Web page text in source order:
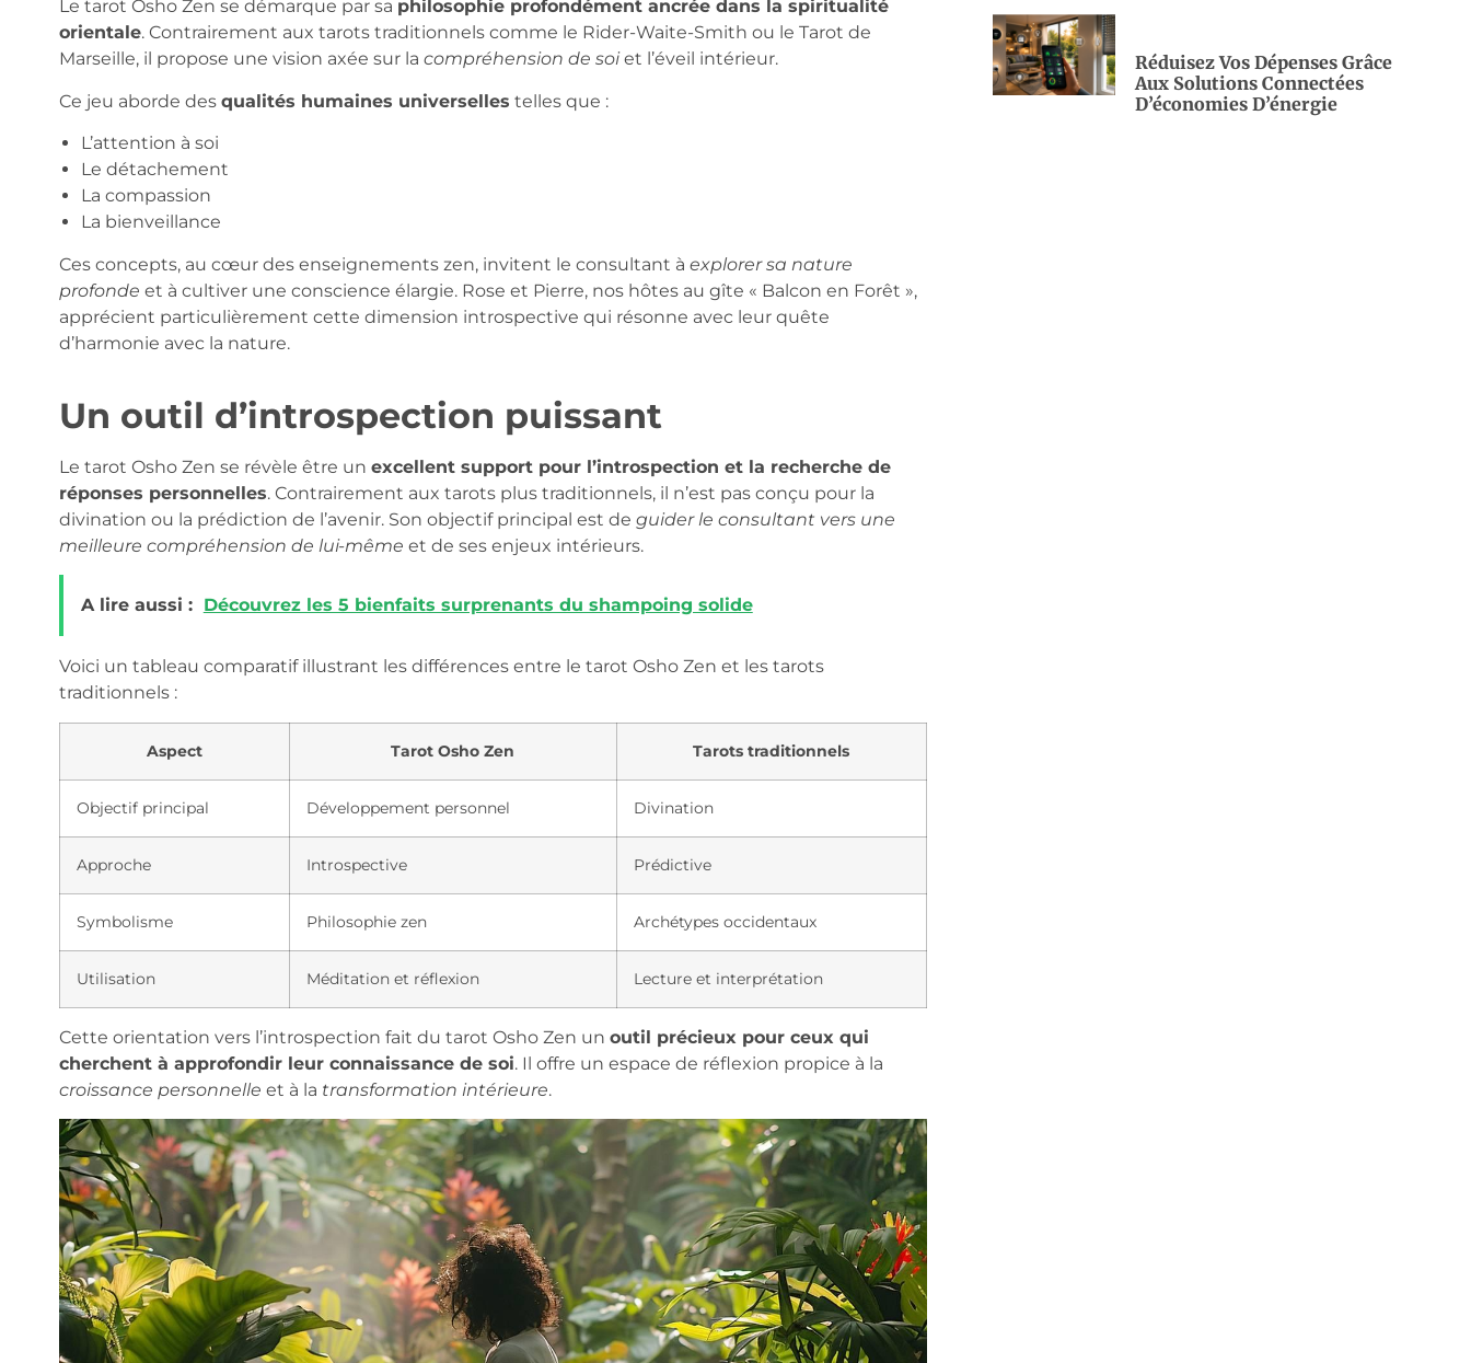
Le tarot Osho Zen se démarque par sa philosophie profondément ancrée dans la spiritualité
orientale. Contrairement aux tarots traditionnels comme le Rider-Waite-Smith ou le Tarot de
Marseille, il propose une vision axée sur la compréhension de soiet l’éveil intérieur.
Ce jeu aborde des qualités humaines universelles telles que :
L’attention à soi
Le détachement
La compassion
La bienveillance
Ces concepts, au cœur des enseignements zen, invitent le consultant à explorer sa nature
profonde et à cultiver une conscience élargie. Rose et Pierre, nos hôtes au gîte « Balcon en Forêt »,
apprécient particulièrement cette dimension introspective qui résonne avec leur quête
d’harmonie avec la nature.
Un outil d’introspection puissant
Le tarot Osho Zen se révèle être un excellent support pour l’introspection et la recherche de
réponses personnelles. Contrairement aux tarots plus traditionnels, il n’est pas conçu pour la
divination ou la prédiction de l’avenir. Son objectif principal est de guider le consultant vers une
meilleure compréhension de lui-même et de ses enjeux intérieurs.
A lire aussi : Découvrez les 5 bienfaits surprenants du shampoing solide
Voici un tableau comparatif illustrant les différences entre le tarot Osho Zen et les tarots
traditionnels :
Aspect Tarot Osho Zen Tarots traditionnels
Objectif principal Développement personnel Divination
Approche Introspective Prédictive
Symbolisme Philosophie zen Archétypes occidentaux
Utilisation Méditation et réflexion Lecture et interprétation
Cette orientation vers l’introspection fait du tarot Osho Zen un outil précieux pour ceux qui
cherchent à approfondir leur connaissance de soi. Il offre un espace de réflexion propice à la
croissance personnelle et à la transformation intérieure.
Réduisez Vos Dépenses Grâce
Aux Solutions Connectées
D’économies D’énergie